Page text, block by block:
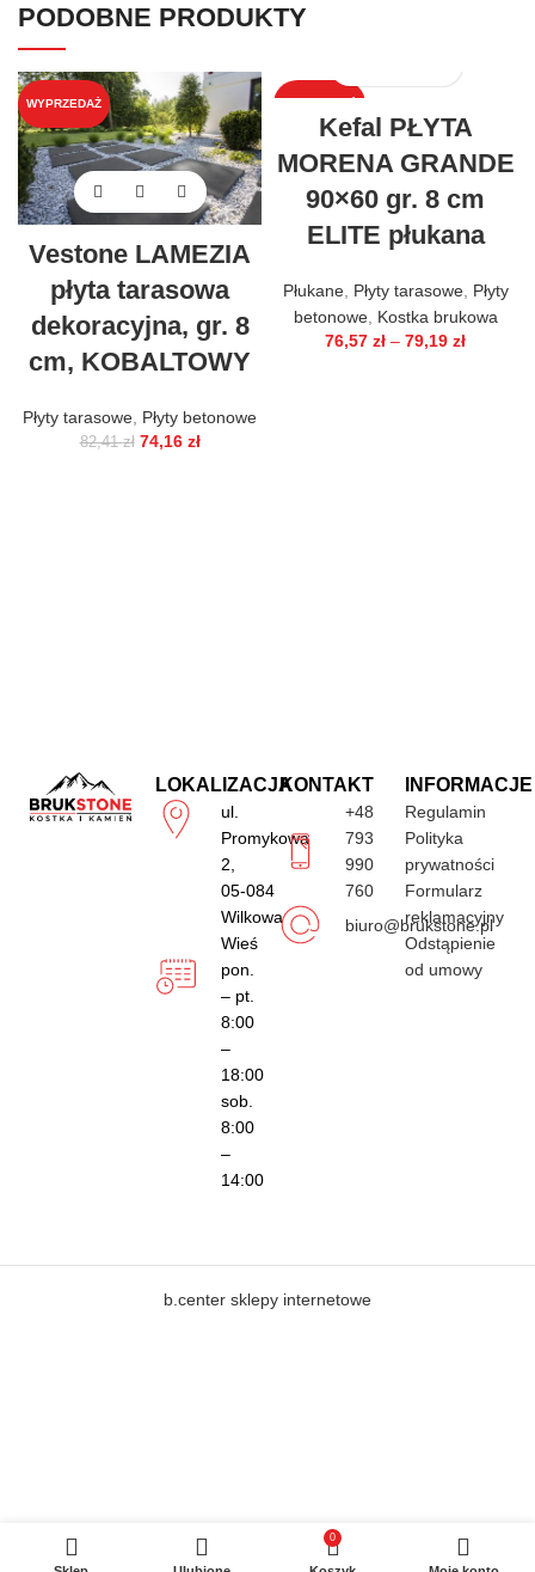
PODOBNE PRODUKTY
WYPRZEDAŻ
Vestone LAMEZIA
płyta tarasowa
dekoracyjna, gr. 8
cm, KOBALTOWY
Płyty tarasowe Płyty betonowe
82,41zł 74,16 zł
Kefal PŁYTA
MORENA GRANDE
90×60 gr. 8 cm
ELITE płukana
Płukane, Płyty tarasowe, Płyty
betonowe, Kostka brukowa
76,57 zł – 79,19 zł
LOKALIZACJA
ul.
Promykowa
2,
05-084
Wilkowa
Wieś
pon.
– pt.
8:00
–
18:00
sob.
8:00
–
14:00
KONTAKT
+48
793
990
760
biuro@brukstone.pl
INFORMACJE
Regulamin
Polityka
prywatności
Formularz
reklamacyjny
Odstąpienie
od umowy
b.center sklepy internetowe
0